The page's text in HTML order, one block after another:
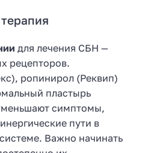
для лечения СБН —
рецепторов.
ропинирол (Реквип)
пластырь
симптомы,
пути в
Важно начинать